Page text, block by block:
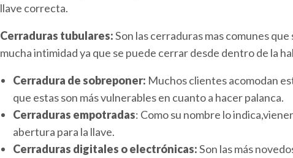
llave correcta.
Cerraduras tubulares:Son las cerraduras mas comunes
mucha intimidad ya que se puede cerrar desde dentro de la
Cerradura de sobreponer: Muchos clientes acomodan
que estas son más vulnerables en cuanto a hacer palanca.
Cerraduras empotradas: Como su nombre lo
abertura para la llave.
Cerraduras digitales o electrónicas:Son las más